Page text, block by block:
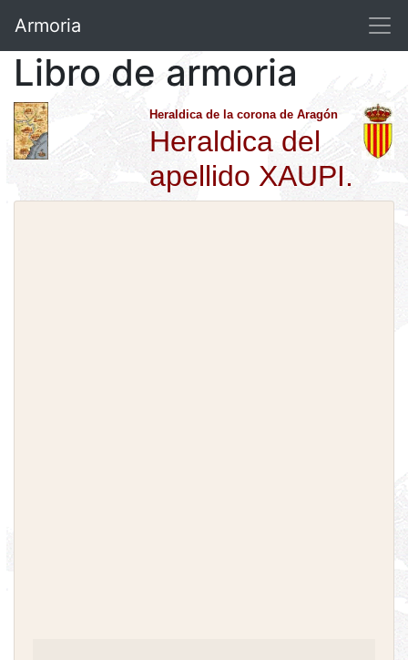
Armoria
Libro de armoria
Heraldica de la corona de Aragón
Heraldica del
apellido XAUPI.